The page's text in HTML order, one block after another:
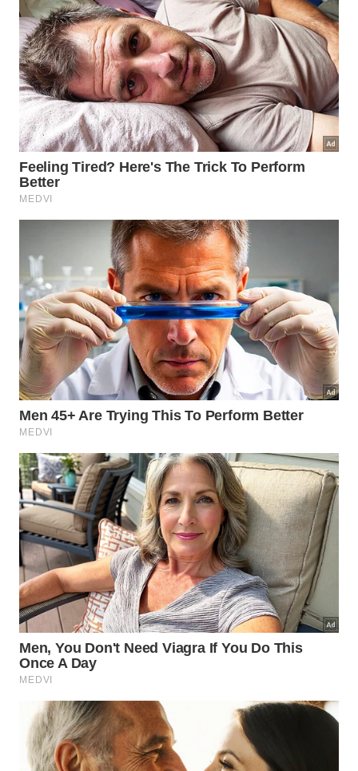
Quais são as principais percepções
dos consumidores?
A falta de informação clara faz com que esse
pequeno quadrado de tecido passe completamente
despercebido na rotina diária. A maioria dos clientes
utiliza a peça de roupa sem entender que carrega
um pedaço vivo dehistória têxtilecostume antigo.
Esse desconhecimento geral gera curiosidade
costurada na parte de trás da camisa. Para resumir
o sentimento coletivo sobre esse mistério da
alfaiataria, destacamos os pontos principais
baseados naopinião populare naobservação
comum:
Curiosidade constante sobre a verdadeira
finalidade da aba traseira.
Falta de explicação direta por parte das marcas
Reconhecimento do item como um simples
detalhe estético padronizado.
Vale a pena manter esse detalhe na
atualidade?